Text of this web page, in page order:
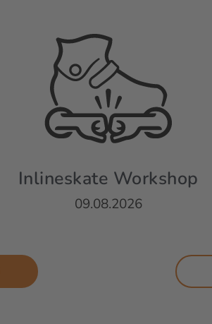
Inlineskate Workshop
09.08.2026